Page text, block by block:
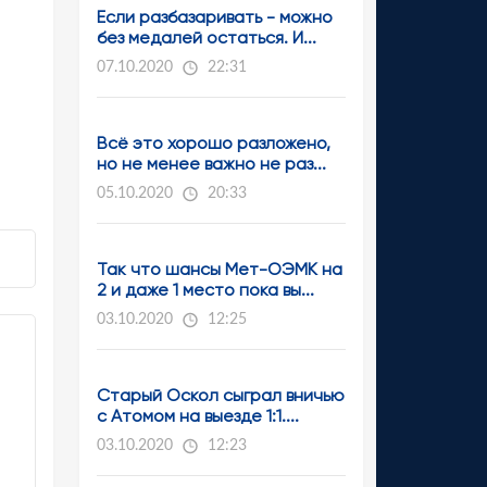
Если разбазаривать - можно
без медалей остаться. И...
07.10.2020 22:31
Всё это хорошо разложено,
но не менее важно не раз...
05.10.2020 20:33
Так что шансы Мет-ОЭМК на
2 и даже 1 место пока вы...
03.10.2020 12:25
Старый Оскол сыграл вничью
с Атомом на выезде 1:1....
03.10.2020 12:23